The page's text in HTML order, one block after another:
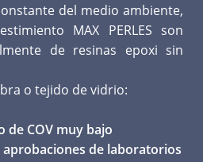
del medio ambiente,
MAX PERLES son
de resinas epoxi sin
o tejido de vidrio:
de COV muy bajo
de laboratorios